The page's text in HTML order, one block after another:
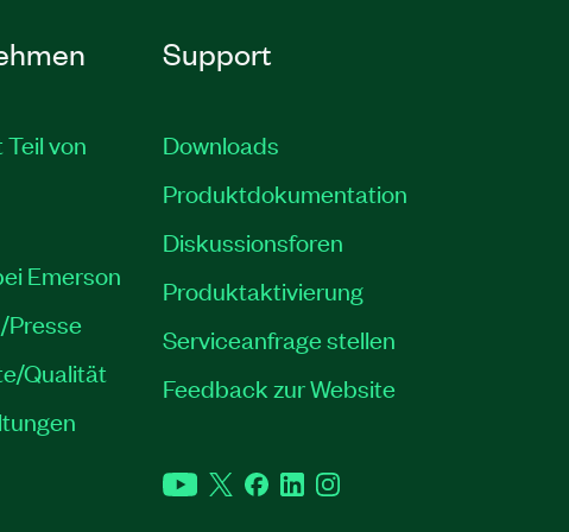
Teil von
Emerson
Qualität
Support
Downloads
Produktdokumentation
Diskussionsforen
Produktaktivierung
Serviceanfrage stellen
Feedback zur Website
YouTubeTwitterFacebookLinkedInInstagram